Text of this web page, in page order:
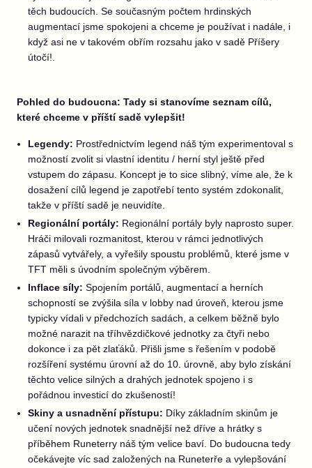
těch budoucích. Se současným počtem hrdinských
augmentací jsme spokojeni a chceme je používat i nadále, i
když asi ne v takovém obřím rozsahu jako v sadě Příšery
útočí!.
Pohled do budoucna: Tady si stanovíme seznam cílů,
které chceme v příští sadě vylepšit!
Legendy: Prostřednictvím legend náš tým experimentoval s
možností zvolit si vlastní identitu / herní styl ještě před
vstupem do zápasu. Koncept je to sice slibný, víme ale, že k
dosažení cílů legend je zapotřebí tento systém zdokonalit,
takže v příští sadě je neuvidíte.
Regionální portály: Regionální portály byly naprosto super.
Hráči milovali rozmanitost, kterou v rámci jednotlivých
zápasů vytvářely, a vyřešily spoustu problémů, které jsme v
TFT měli s úvodním společným výběrem.
Inflace síly: Spojením portálů, augmentací a herních
schopností se zvýšila síla v lobby nad úroveň, kterou jsme
typicky vídali v předchozích sadách, a celkem běžně bylo
možné narazit na tříhvězdičkové jednotky za čtyři nebo
dokonce i za pět zlaťáků. Přišli jsme s řešením v podobě
rozšíření systému úrovní až do 10. úrovně, aby bylo získání
těchto velice silných a drahých jednotek spojeno i s
pořádnou investicí do zkušeností!
Skiny a usnadnění přístupu: Díky základním skinům je
učení nových jednotek snadnější než dříve a hrátky s
příběhem Runeterry náš tým velice baví. Do budoucna tedy
očekávejte víc sad založených na Runeterře a vylepšování